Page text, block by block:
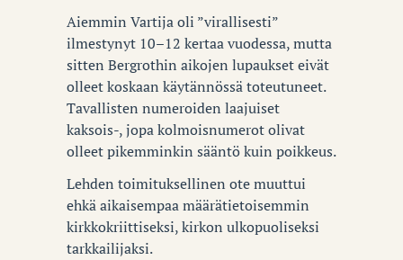
Aiemmin Vartija oli ”virallisesti”
ilmestynyt 10–12 kertaa vuodessa, mutta
sitten Bergrothin aikojen lupaukset eivät
olleet koskaan käytännössä toteutuneet.
Tavallisten numeroiden laajuiset
kaksois-, jopa kolmoisnumerot olivat
olleet pikemminkin sääntö kuin poikkeus.
Lehden toimituksellinen ote muuttui
ehkä aikaisempaa määrätietoisemmin
kirkkokriittiseksi, kirkon ulkopuoliseksi
tarkkailijaksi.